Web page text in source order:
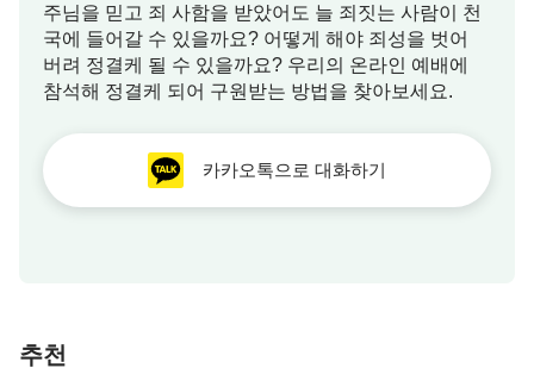
있건 마음이 의지할 곳이 생기고 나아가야 할 길이
보이며 어떤 어려운 상황이 닥쳐도 평온하게 하나님
의 섭리에 따르게 됩니다. 마음의 위안과 평안이야말
게 많은 복을 가져다준다는 것을 알 수 있습니다. 진
리를 추구하는 것은 그 어떤 것보다 의미 있는 일입
니다. 진리를 추구하기 위해 힘쓰는 것은 현명한 선
셨다고 믿습니다
주님을 믿고 죄 사함을 받았어도 늘 죄짓는 사람이 천
국에 들어갈 수 있을까요? 어떻게 해야 죄성을 벗어
버려 정결케 될 수 있을까요? 우리의 온라인 예배에
참석해 정결케 되어 구원받는 방법을 찾아보세요.
카카오톡으로 대화하기
추천